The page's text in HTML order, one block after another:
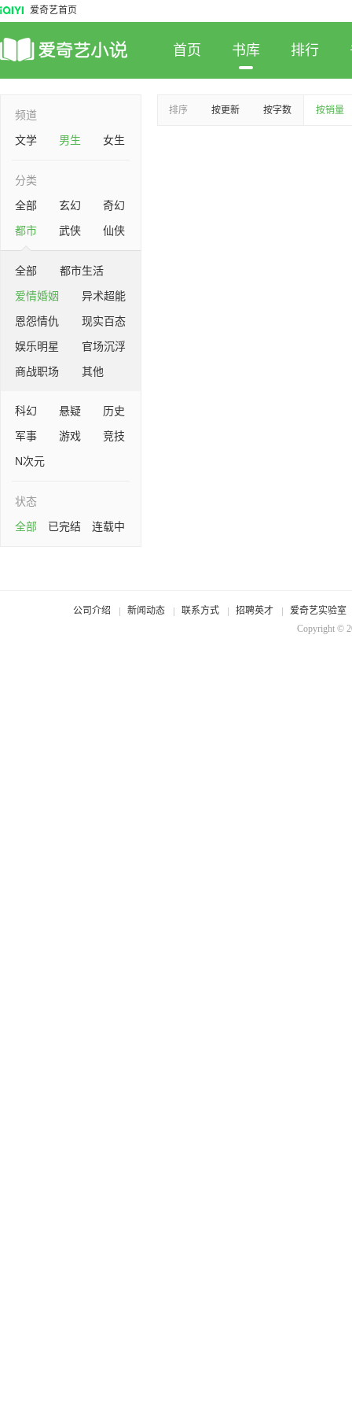
爱奇艺首页
首页 书库 排行
频道
文学
男生 女生
分类
全部
玄幻
奇幻
都市
武侠 仙侠
全部
都市生活
爱情婚姻
异术超能
恩怨情仇
现实百态
娱乐明星
官场沉浮
商战职场
其他
科幻 悬疑
历史
军事
游戏
竞技
N次元
状态
全部
已完结 连载中
排序 按更新 按字数 按销量
公司介绍 新闻动态 联系方式 招聘英才
爱奇艺实验室
Copyright ©